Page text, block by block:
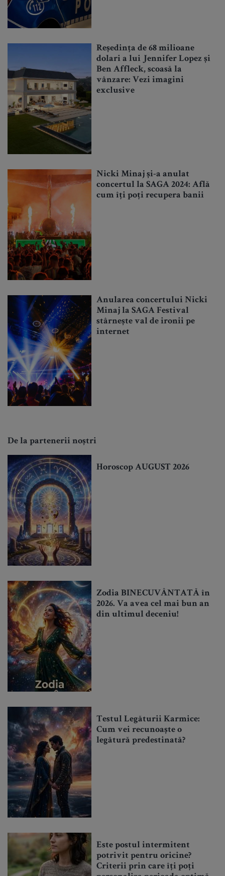
Reședința de 68 milioane
dolari a lui Jennifer Lopez și
Ben Affleck, scoasă la
vânzare: Vezi imagini
exclusive
Nicki Minaj și-a anulat
concertul la SAGA 2024: Află
cum îți poți recupera banii
Anularea concertului Nicki
Minaj la SAGA Festival
stârnește val de ironii pe
internet
De la partenerii noștri
Horoscop AUGUST 2026
Zodia BINECUVÂNTATĂ în
2026. Va avea cel mai bun an
din ultimul deceniu!
Testul Legăturii Karmice:
Cum vei recunoaște o
legătură predestinată?
Este postul intermitent
potrivit pentru oricine?
Criterii prin care îți poți